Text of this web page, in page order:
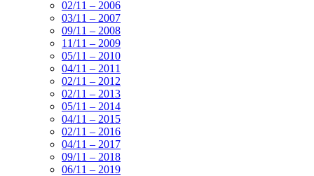
02/11 – 2006
03/11 – 2007
09/11 – 2008
11/11 – 2009
05/11 – 2010
04/11 – 2011
02/11 – 2012
02/11 – 2013
05/11 – 2014
04/11 – 2015
02/11 – 2016
04/11 – 2017
09/11 – 2018
06/11 – 2019